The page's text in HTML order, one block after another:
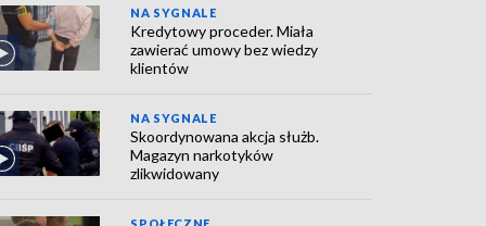
NA SYGNALE
Kredytowy proceder. Miała
zawierać umowy bez wiedzy
klientów
NA SYGNALE
Skoordynowana akcja służb.
Magazyn narkotyków
zlikwidowany